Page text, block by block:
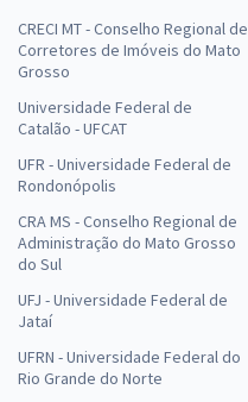
CRECI MT - Conselho Regional de
Corretores de Imóveis do Mato
Grosso
Universidade Federal de
Catalão - UFCAT
UFR - Universidade Federal de
Rondonópolis
CRA MS - Conselho Regional de
Administração do Mato Grosso
do Sul
UFJ - Universidade Federal de
Jataí
UFRN - Universidade Federal do
Rio Grande do Norte